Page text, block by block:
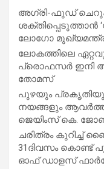
അഗ്രി-ഫുഡ്
ശക്തിപ്പെടുത്താന്‍
ലോഗോ
ലോകത്തിലെ
പ്രൊഫസർ ഇനി
തോമസ്
പുഴയും
നയങ്ങളും
ജെയിംസ് കെ.
ചരിത്രം കുറിച്ച്
31ദിവസം കൊണ്ട്
ഓഫ് ഡാളസ്